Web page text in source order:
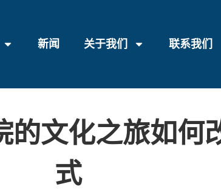
新闻 关于我们 联系我们
的文化之旅如何
式